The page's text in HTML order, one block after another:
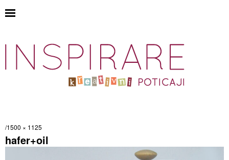
1500 × 1125
hafer+oil